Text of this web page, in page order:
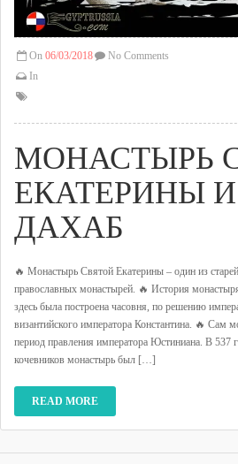
On 06/03/2018
In
No Comments
МОНАСТЫРЬ
ЕКАТЕРИНЫ И
ДАХАБ
🔥 Монастырь Святой Екатерины – один из
православных монастырей. 🔥 История
здесь была построена часовня, по решению
византийского императора Константина. 🔥 Сам
период правления императора Юстиниана. В 537
кочевников монастырь был […]
READ MORE